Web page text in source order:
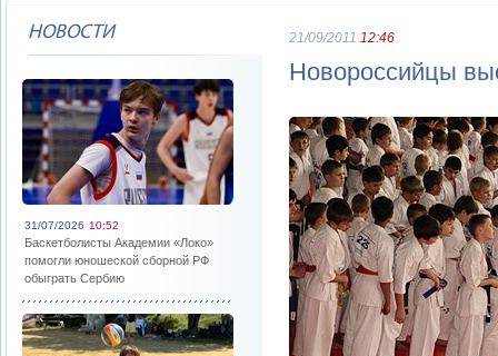
НОВОСТИ
31/07/2026 10:52
Баскетболисты Академии «Локо»
помогли юношеской сборной РФ
обыграть Сербию
21/09/2011 12:46
Новороссийцы